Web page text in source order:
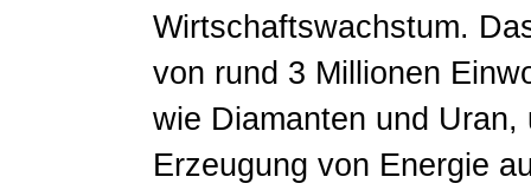
Wirtschaftswachstum.
von rund 3 Millionen
wie Diamanten und
Erzeugung von Energie